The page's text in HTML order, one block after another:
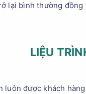
lại bình thường
LIỆU
luôn được khách